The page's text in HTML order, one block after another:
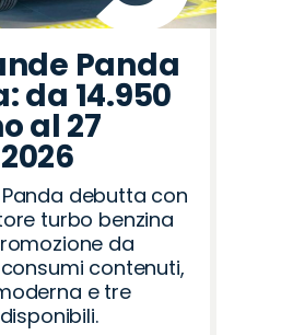
Panda
da 14.950
al 27
debutta con
turbo benzina
da
consumi contenuti,
e tre